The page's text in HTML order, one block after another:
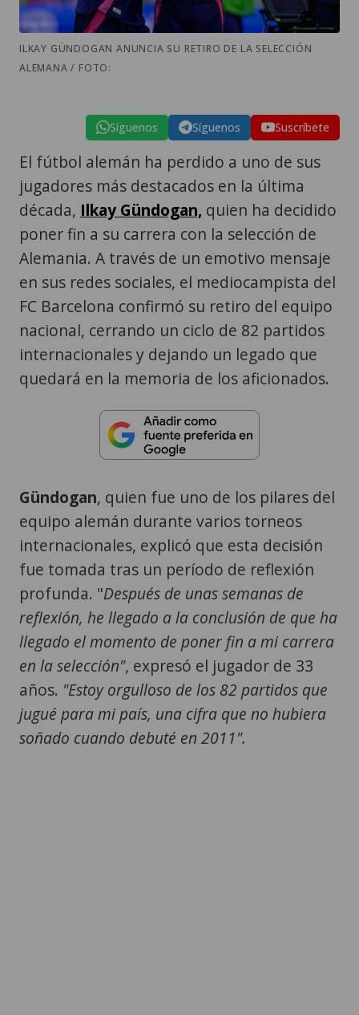
ILKAY GÜNDOGAN ANUNCIA SU RETIRO DE LA SELECCIÓN
ALEMANA / FOTO:
Síguenos Síguenos Suscríbete
El fútbol alemán ha perdido a uno de sus
jugadores más destacados en la última
década, Ilkay Gündogan, quien ha decidido
poner fin a su carrera con la selección de
Alemania. A través de un emotivo mensaje
en sus redes sociales, el mediocampista del
FC Barcelona confirmó su retiro del equipo
nacional, cerrando un ciclo de 82 partidos
internacionales y dejando un legado que
quedará en la memoria de los aficionados.
Gündogan, quien fue uno de los pilares del
equipo alemán durante varios torneos
internacionales, explicó que esta decisión
fue tomada tras un período de reflexión
profunda. "Después de unas semanas de
reflexión, he llegado a la conclusión de que ha
llegado el momento de poner fin a mi carrera
en la selección", expresó el jugador de 33
años. "Estoy orgulloso de los 82 partidos que
jugué para mi país, una cifra que no hubiera
soñado cuando debuté en 2011".